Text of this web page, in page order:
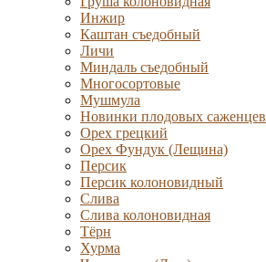
Инжир
Каштан съедобный
Личи
Миндаль съедобный
Многосортовые
Мушмула
Новинки плодовых саженцев
Орех грецкий
Орех Фундук (Лещина)
Персик
Персик колоновидный
Слива
Слива колоновидная
Тёрн
Хурма